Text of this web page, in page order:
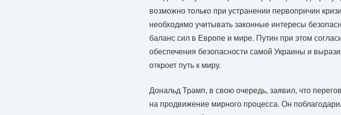
возможно только при устранении первопричин
необходимо учитывать законные интересы
баланс сил в Европе и мире. Путин при этом
обеспечения безопасности самой Украины и
откроет путь к миру.
Дональд Трамп, в свою очередь, заявил, что
на продвижение мирного процесса. Он